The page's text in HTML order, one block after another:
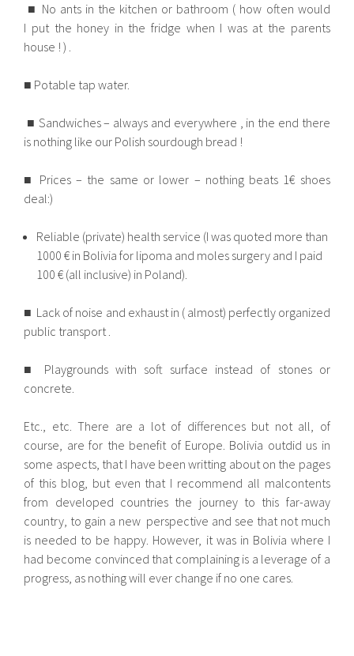
■ No ants in the kitchen or bathroom ( how often would
I put the honey in the fridge when I was at the parents
house ! ) .
■ Potable tap water.
■ Sandwiches – always and everywhere , in the end there
is nothing like our Polish sourdough bread !
■ Prices – the same or lower – nothing beats 1€ shoes
deal:)
Reliable (private) health service (I was quoted more than
1000 € in Bolivia for lipoma and moles surgery and I paid
100 € (all inclusive) in Poland).
■ Lack of noise and exhaust in ( almost) perfectly organized
public transport .
■ Playgrounds with soft surface instead of stones or
concrete.
Etc., etc. There are a lot of differences but not all, of
course, are for the benefit of Europe. Bolivia outdid us in
some aspects, that I have been writting about on the pages
of this blog, but even that I recommend all malcontents
from developed countries the journey to this far-away
country, to gain a new perspective and see that not much
is needed to be happy. However, it was in Bolivia where I
had become convinced that complaining is a leverage of a
progress, as nothing will ever change if no one cares.